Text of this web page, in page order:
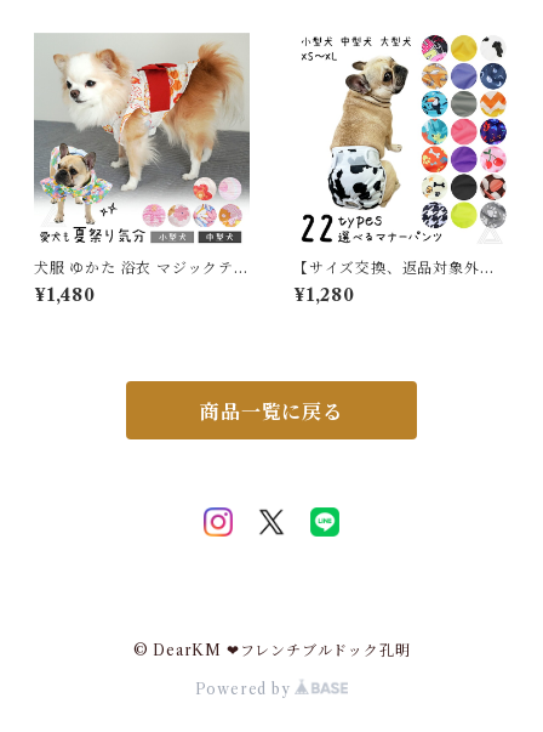
愛い オシャレ 寝巻き 肌に優し
い 綿 コットン 5687234 スイ
モク 【水沐良品】
グリード ソフトハンドル 140
cm 200cm スタンダードリー
ド 長さ調整可能 2way ネオン
カラー TLL2271
犬服 ゆかた 浴衣 マジックテー
プ 犬 猫 服 可愛い 花柄 和風
薄手 チワワ トイプードル フレ
グウェア 女の子 KM839TS
¥1,480
【サイズ交換、返品対象外】
新柄追加 マナーパンツ 犬 フレ
ンチブルドック カバー オムツ
介護 去勢 交配 散歩 高齢犬 避
¥1,280
商品一覧に戻る
© DearKM ❤︎フレンチブルドック孔明
Powered by